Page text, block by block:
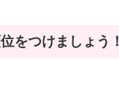
をつけましょう！